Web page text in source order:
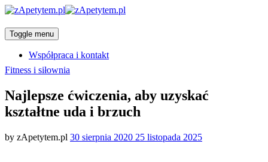
Toggle menu
Współpraca i kontakt
Categories
Fitness i siłownia
Najlepsze ćwiczenia, aby uzyskać
kształtne uda i brzuch
by zApetytem.pl Posted
30 sierpnia 2020 25 listopada 2025